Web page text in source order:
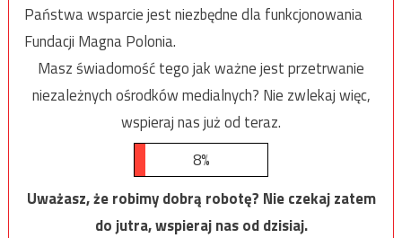
Państwa wsparcie jest niezbędne dla funkcjonowania
Fundacji Magna Polonia.
Masz świadomość tego jak ważne jest przetrwanie
niezależnych ośrodków medialnych? Nie zwlekaj więc,
wspieraj nas już od teraz.
8%
Uważasz, że robimy dobrą robotę? Nie czekaj zatem
do jutra, wspieraj nas od dzisiaj.